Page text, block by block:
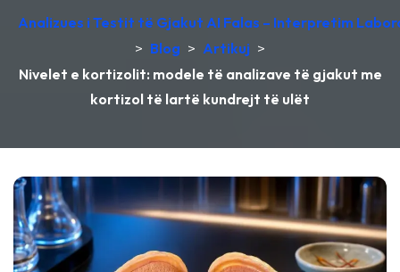
Analizues i Testit të Gjakut AI Falas – Interpretim
> Blog > Artikuj >
Nivelet e kortizolit: modele të analizave të gjakut me
kortizol të lartë kundrejt të ulët